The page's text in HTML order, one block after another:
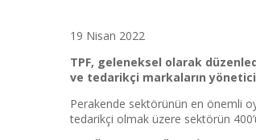
19 Nisan 2022
TPF, geleneksel olarak
ve tedarikçi markaların
Perakende sektörünün en önemli
tedarikçi olmak üzere sektörün